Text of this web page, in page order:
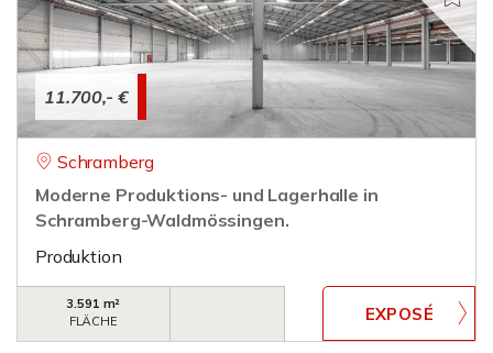
11.700,- €
Schramberg
Moderne Produktions- und Lagerhalle in
Schramberg-Waldmössingen.
Produktion
3.591 m²
FLÄCHE